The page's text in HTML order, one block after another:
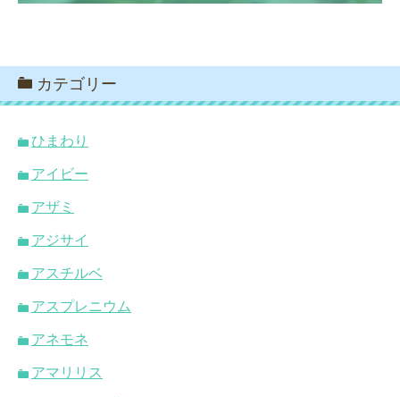
カテゴリー
ひまわり
アイビー
アザミ
アジサイ
アスチルベ
アスプレニウム
アネモネ
アマリリス